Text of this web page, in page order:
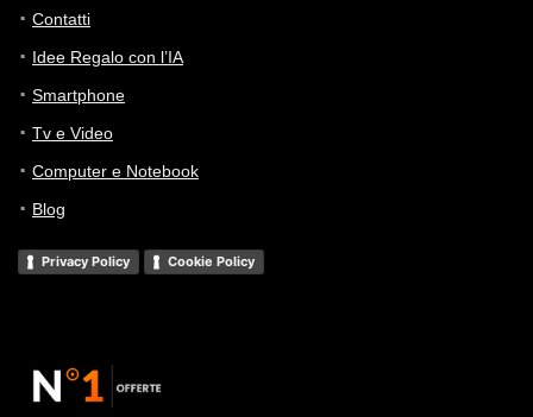
Contatti
Idee Regalo con l’IA
Smartphone
Tv e Video
Computer e Notebook
Blog
Privacy Policy Cookie Policy